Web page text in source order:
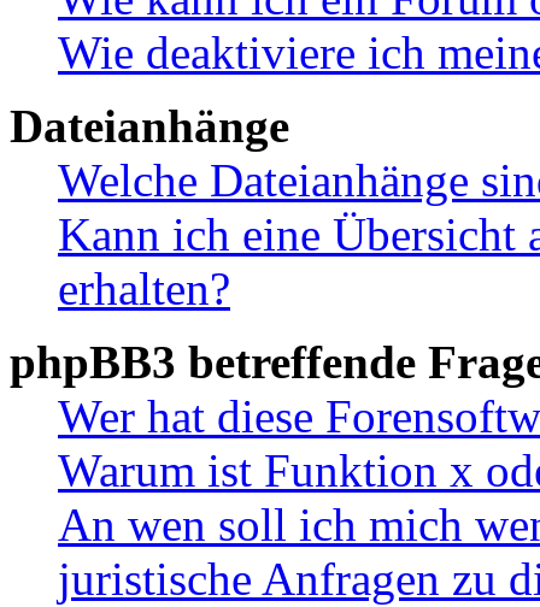
Wie deaktiviere ich
Dateianhänge
Welche Dateianhänge
Kann ich eine Übersicht
erhalten?
phpBB3 betreffende
Wer hat diese
Warum ist Funktion x
An wen soll ich mich
juristische Anfragen zu